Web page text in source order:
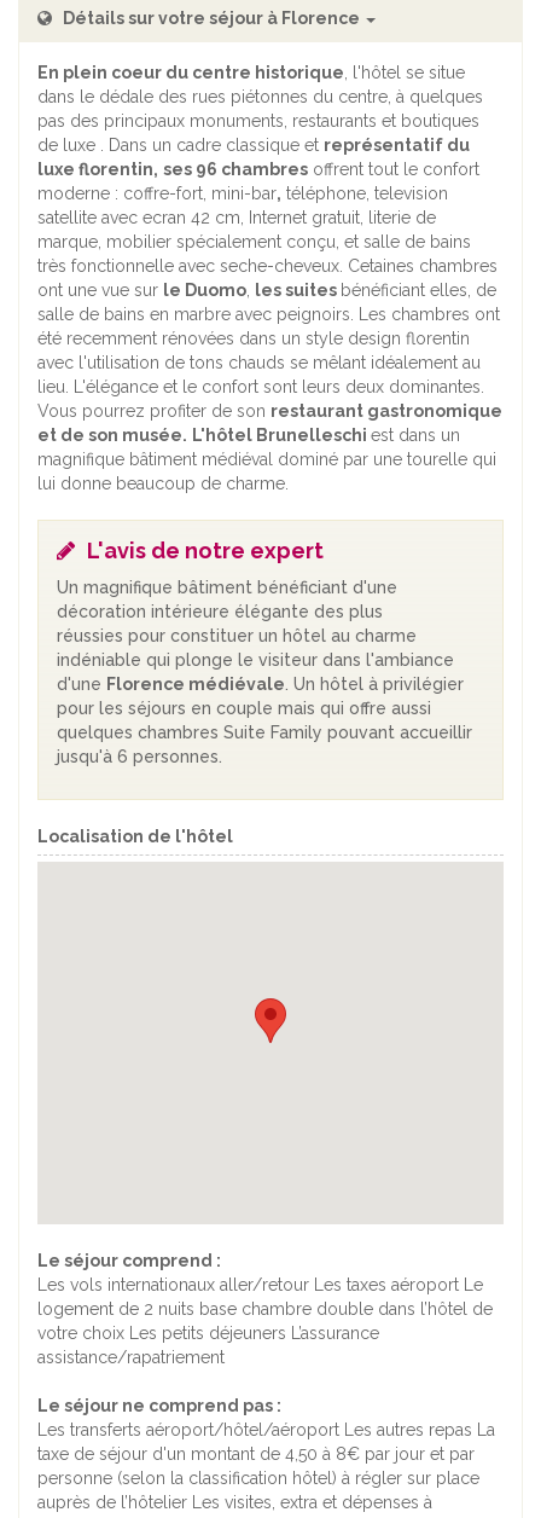
Détails sur votre séjour à Florence
En plein coeur du centre historique, l'hôtel se situe
dans le dédale des rues piétonnes du centre, à quelques
pas des principaux monuments, restaurants et boutiques
de luxe . Dans un cadre classique et représentatif du
luxe florentin, ses 96 chambres offrent tout le confort
moderne : coffre-fort, mini-bar, téléphone, television
satellite avec ecran 42 cm, Internet gratuit, literie de
marque, mobilier spécialement conçu, et salle de bains
très fonctionnelle avec seche-cheveux. Cetaines chambres
ont une vue sur le Duomo, les suites bénéficiant elles, de
salle de bains en marbre avec peignoirs. Les chambres ont
été recemment rénovées dans un style design florentin
avec l'utilisation de tons chauds se mêlant idéalement au
lieu. L'élégance et le confort sont leurs deux dominantes.
Vous pourrez profiter de son restaurant gastronomique
et de son musée. L'hôtel Brunelleschi est dans un
magnifique bâtiment médiéval dominé par une tourelle qui
lui donne beaucoup de charme.
L'avis de notre expert
Un magnifique bâtiment bénéficiant d'une
décoration intérieure élégante des plus
réussies pour constituer un hôtel au charme
indéniable qui plonge le visiteur dans l'ambiance
d'une Florence médiévale. Un hôtel à privilégier
pour les séjours en couple mais qui offre aussi
quelques chambres Suite Family pouvant accueillir
jusqu'à 6 personnes.
Localisation de l'hôtel
Le séjour comprend :
Les vols internationaux aller/retour Les taxes aéroport Le
logement de 2 nuits base chambre double dans l’hôtel de
votre choix Les petits déjeuners L’assurance
assistance/rapatriement
Le séjour ne comprend pas :
Les transferts aéroport/hôtel/aéroport Les autres repas La
taxe de séjour d'un montant de 4,50 à 8€ par jour et par
personne (selon la classification hôtel) à régler sur place
auprès de l’hôtelier Les visites, extra et dépenses à